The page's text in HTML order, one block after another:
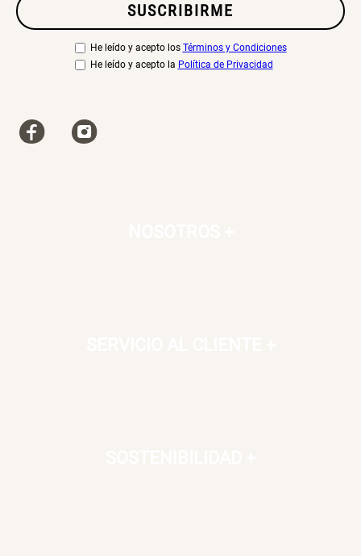
SUSCRIBIRME
He leído y acepto los Términos y Condiciones
He leído y acepto la Política de Privacidad